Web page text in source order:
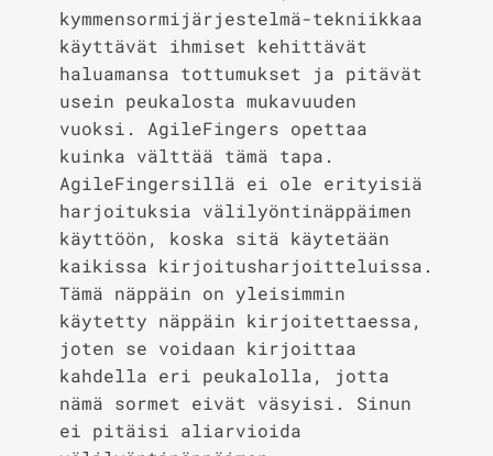
kymmensormijärjestelmä-tekniikkaa
käyttävät ihmiset kehittävät
haluamansa tottumukset ja pitävät
usein peukalosta mukavuuden
vuoksi. AgileFingers opettaa
kuinka välttää tämä tapa.
AgileFingersillä ei ole erityisiä
harjoituksia välilyöntinäppäimen
käyttöön, koska sitä käytetään
kaikissa kirjoitusharjoitteluissa.
Tämä näppäin on yleisimmin
käytetty näppäin kirjoitettaessa,
joten se voidaan kirjoittaa
kahdella eri peukalolla, jotta
nämä sormet eivät väsyisi. Sinun
ei pitäisi aliarvioida